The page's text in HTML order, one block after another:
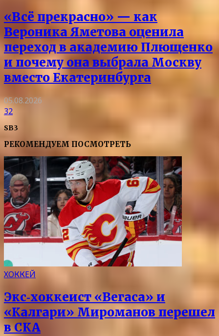
«Всё прекрасно» — как
Вероника Яметова оценила
переход в академию Плющенко
и почему она выбрала Москву
вместо Екатеринбурга
05.08.2026
32
SB3
РЕКОМЕНДУЕМ ПОСМОТРЕТЬ
ХОККЕЙ
Экс‑хоккеист «Вегаса» и
«Калгари» Мироманов перешел
в СКА